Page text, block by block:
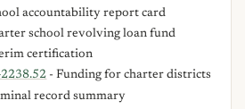
accountability report card
school revolving loan fund
certification
- Funding for charter districts
record summary